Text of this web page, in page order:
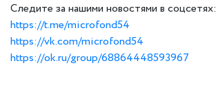
Следите за нашими новостями в соцсетях:
https://t.me/microfond54
https://vk.com/microfond54
https://ok.ru/group/68864448593967